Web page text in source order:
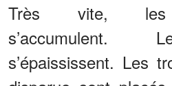
Très vite, les
s’accumulent.
s’épaississent. Les